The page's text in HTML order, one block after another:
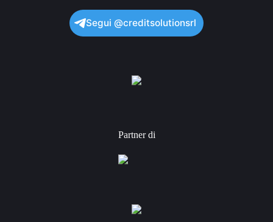
Segui @creditsolutionsrl
Partner di